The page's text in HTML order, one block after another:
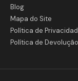
Blog
Mapa do Site
Política de
Política de Devolução